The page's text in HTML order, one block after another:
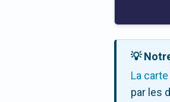
💡
La
par les